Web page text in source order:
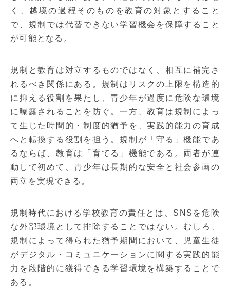
く、越境の過程そのものを教育の対象とすること
で、規制では代替できない学習機会を保障すること
が可能となる。
規制と教育は対立するものではなく、相互に補完さ
れるべき関係にある。規制はリスクの上限を構造的
に抑える役割を果たし、青少年が過度に危険な環境
に曝露されることを防ぐ。一方、教育は規制によっ
て生じた時間的・制度的猶予を、実践的能力の育成
へと転換する役割を担う。規制が「守る」機能であ
るならば、教育は「育てる」機能である。両者が連
動して初めて、青少年は長期的な安全と社会参画の
両立を実現できる。
規制時代における学校教育の責任とは、SNSを危険
な外部環境として排除することではない。むしろ、
規制によって得られた猶予期間において、児童生徒
がデジタル・コミュニケーションに関する実践的能
力を段階的に獲得できる学習環境を構築することで
ある。